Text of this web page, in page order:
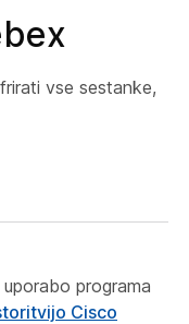
vse sestanke,
programa
Cisco